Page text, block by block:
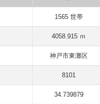
1565 世帯
4058.915 ｍ
神戸市東灘区
8101
34.739879